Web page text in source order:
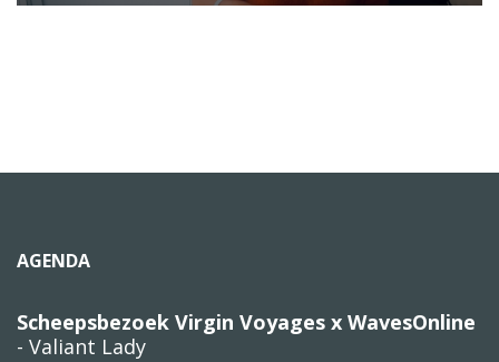
AGENDA
Scheepsbezoek Virgin Voyages x WavesOnline
- Valiant Lady